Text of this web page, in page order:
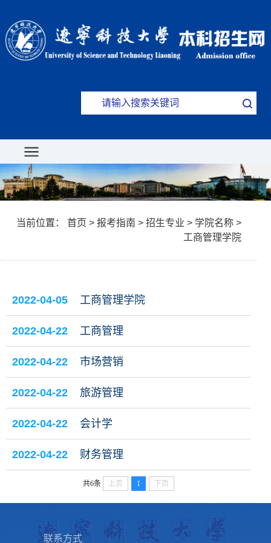
当前位置： 首页 > 报考指南 > 招生专业 > 学院名称 >
工商管理学院
2022-04-05 工商管理学院
2022-04-22 工商管理
2022-04-22 市场营销
2022-04-22 旅游管理
2022-04-22 会计学
2022-04-22 财务管理
共6条 上页 1 下页
联系方式